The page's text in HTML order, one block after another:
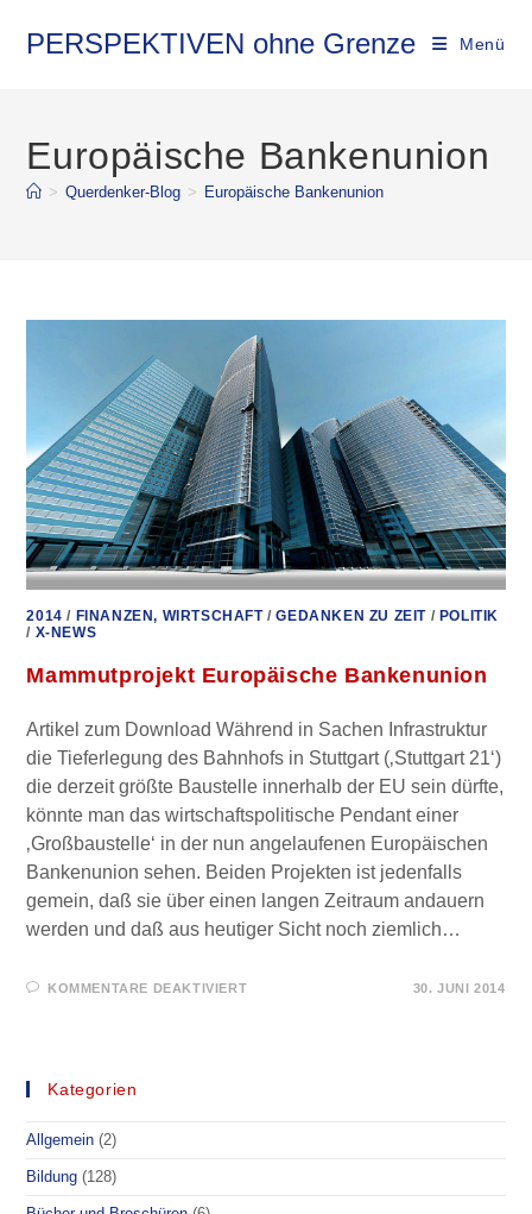
InhaltPERSPEKTIVEN ohne Grenze Menü
Europäische Bankenunion
> Querdenker-Blog > Europäische Bankenunion
2014 / FINANZEN, WIRTSCHAFT/GEDANKEN ZU ZEIT / POLITIK
/ X-NEWS
Mammutprojekt Europäische Bankenunion
Artikel zum Download Während in Sachen Infrastruktur
die Tieferlegung des Bahnhofs in Stuttgart (‚Stuttgart 21‘)
die derzeit größte Baustelle innerhalb der EU sein dürfte,
könnte man das wirtschaftspolitische Pendant einer
‚Großbaustelle‘ in der nun angelaufenen Europäischen
Bankenunion sehen. Beiden Projekten ist jedenfalls
gemein, daß sie über einen langen Zeitraum andauern
werden und daß aus heutiger Sicht noch ziemlich…
KOMMENTARE DEAKTIVIERTFÜR
30. JUNI 2014
Kategorien
Allgemein (2)
Bildung (128)